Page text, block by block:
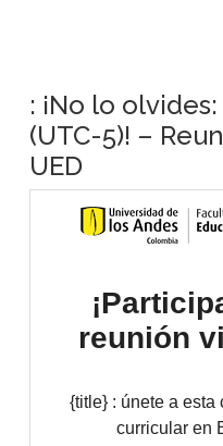
: ¡No lo
(UTC-5)! –
UED